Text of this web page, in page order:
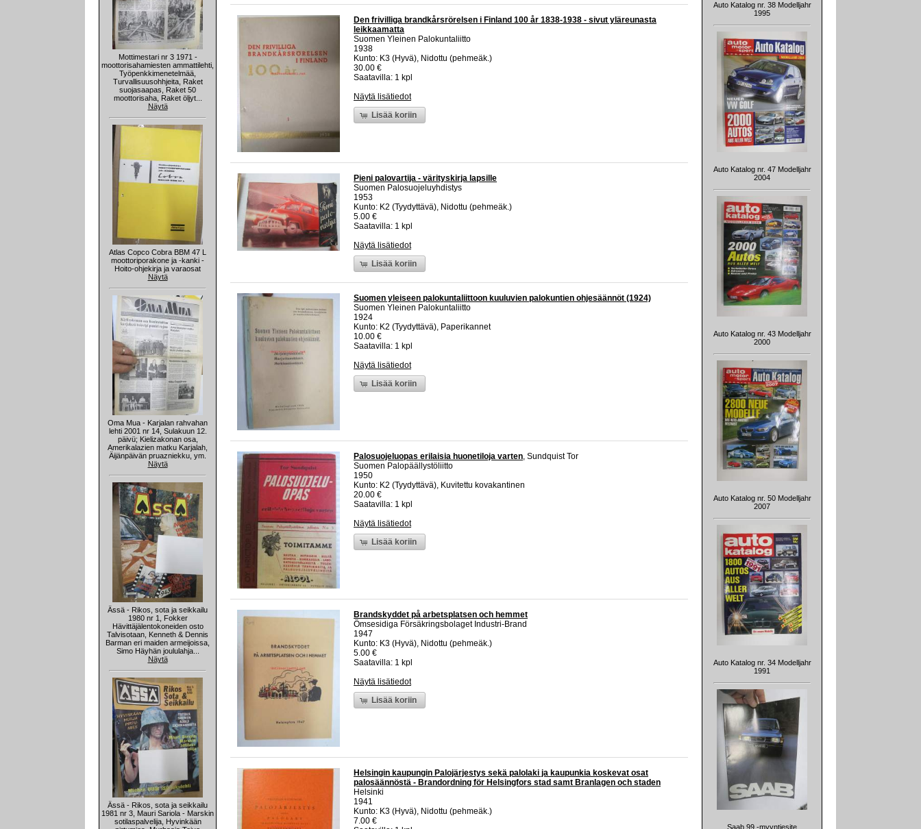
Mottimestari nr 3 1971 -
moottorisahamiesten ammattilehti,
Työpenkkimenetelmää,
Turvallisuusohhjeita, Raket
suojasaapas, Raket 50
moottorisaha, Raket öljyt...
Näytä
Atlas Copco Cobra BBM 47 L
moottoriporakone ja -kanki -
Hoito-ohjekirja ja varaosat
Näytä
Oma Mua - Karjalan rahvahan
lehti 2001 nr 14, Sulakuun 12.
päivü; Kielizakonan osa,
Amerikalazien matku Karjalah,
Äijänpäivän pruazniekku, ym.
Näytä
Ässä - Rikos, sota ja seikkailu
1980 nr 1, Fokker
Hävittäjälentokoneiden osto
Talvisotaan, Kenneth & Dennis
Barman eri maiden armeijoissa,
Simo Häyhän joululahja...
Näytä
Ässä - Rikos, sota ja seikkailu
1981 nr 3, Mauri Sariola - Marskin
sotilaspalvelija, Hyvinkään
Den frivilliga brandkårsrörelsen i Finland 100 år 1838-1938 - sivut yläreunasta
leikkaamatta
Suomen Yleinen Palokuntaliitto
1938
Kunto: K3 (Hyvä), Nidottu (pehmeäk.)
30.00 €
Saatavilla: 1 kpl
Näytä lisätiedot
Lisää koriin
Pieni palovartija - värityskirja lapsille
Suomen Palosuojeluyhdistys
1953
Kunto: K2 (Tyydyttävä), Nidottu (pehmeäk.)
5.00 €
Saatavilla: 1 kpl
Näytä lisätiedot
Lisää koriin
Suomen yleiseen palokuntaliittoon kuuluvien palokuntien ohjesäännöt (1924)
Suomen Yleinen Palokuntaliitto
1924
Kunto: K2 (Tyydyttävä), Paperikannet
10.00 €
Saatavilla: 1 kpl
Näytä lisätiedot
Lisää koriin
Palosuojeluopas erilaisia huonetiloja varten, Sundquist Tor
Suomen Palopäällystöliitto
1950
Kunto: K2 (Tyydyttävä), Kuvitettu kovakantinen
20.00 €
Saatavilla: 1 kpl
Näytä lisätiedot
Lisää koriin
Brandskyddet på arbetsplatsen och hemmet
Ömsesidiga Försäkringsbolaget Industri-Brand
1947
Kunto: K3 (Hyvä), Nidottu (pehmeäk.)
5.00 €
Saatavilla: 1 kpl
Näytä lisätiedot
Lisää koriin
Helsingin kaupungin Palojärjestys sekä palolaki ja kaupunkia koskevat osat
palosäännöstä - Brandordning för Helsingfors stad samt Branlagen och staden
Helsinki
1941
Kunto: K3 (Hyvä), Nidottu (pehmeäk.)
7.00 €
Auto Katalog nr. 38 Modelljahr
1995
Auto Katalog nr. 47 Modelljahr
2004
Auto Katalog nr. 43 Modelljahr
2000
Auto Katalog nr. 50 Modelljahr
2007
Auto Katalog nr. 34 Modelljahr
1991
Saab 99 -myyntiesite